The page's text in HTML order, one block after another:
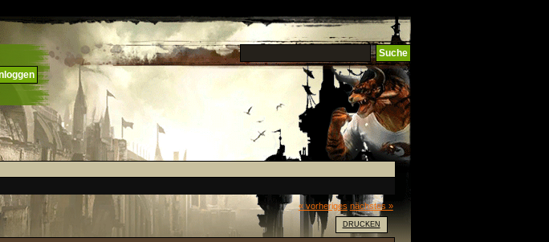
« vorheriges nächstes »
DRUCKEN